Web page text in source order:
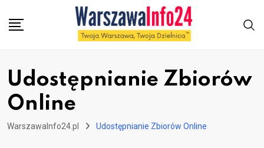
Udostępnianie Zbiorów
Online
WarszawaInfo24.pl Udostępnianie Zbiorów Online